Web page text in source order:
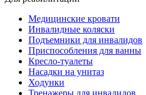
Медицинские кровати
Инвалидные коляски
Подъемники для инвалидов
Приспособления для ванны
Кресло-туалеты
Насадки на унитаз
Ходунки
Тренажеры для инвалидов